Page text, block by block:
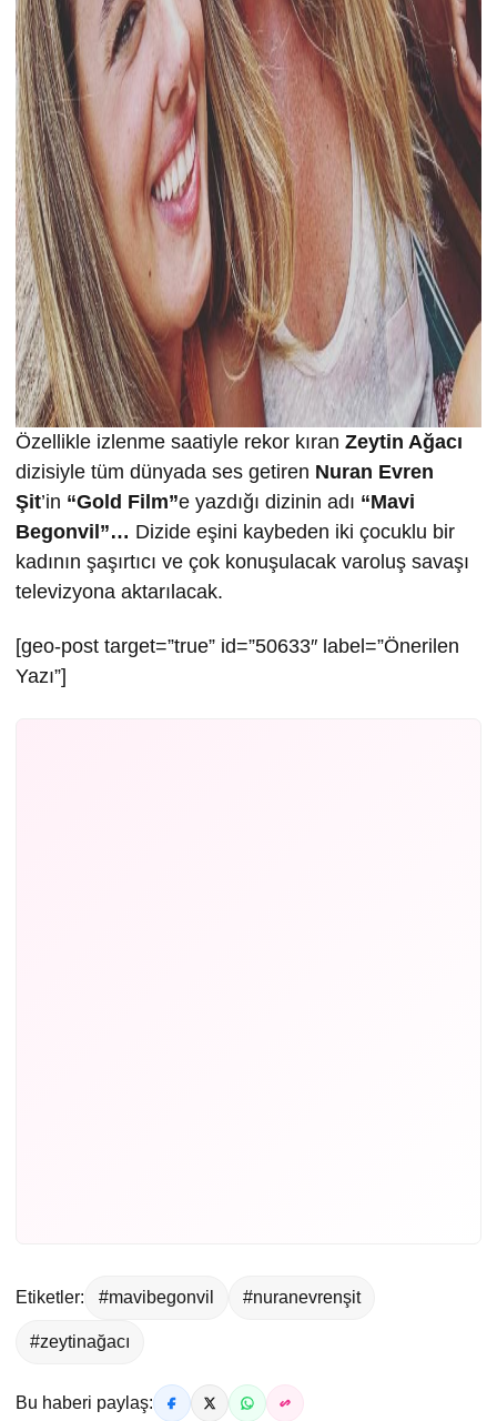
Özellikle izlenme saatiyle rekor kıran Zeytin Ağacı
dizisiyle tüm dünyada ses getiren Nuran Evren
Şit’in “Gold Film”e yazdığı dizinin adı “Mavi
Begonvil”… Dizide eşini kaybeden iki çocuklu bir
kadının şaşırtıcı ve çok konuşulacak varoluş savaşı
televizyona aktarılacak.
[geo-post target=”true” id=”50633″ label=”Önerilen
Yazı”]
Etiketler: #mavibegonvil #nuranevrenşit
#zeytinağacı
Bu haberi paylaş: